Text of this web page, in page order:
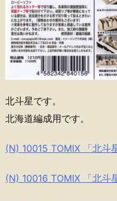
北斗星です。
北海道編成用です。
(N) 10015 TOMIX 「北斗
(N) 10016 TOMIX 「北斗